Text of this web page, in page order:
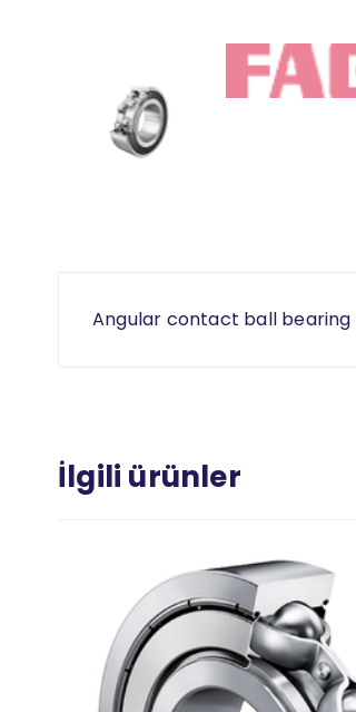
Angular contact ball bearing
İlgili ürünler